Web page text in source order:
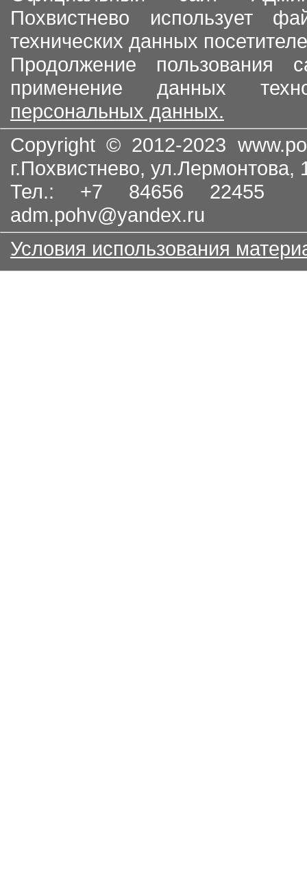
Похвистнево использует
технических данных
Продолжение пользования
применение данных
персональных данных.
Copyright © 2012-2023
г.Похвистнево, ул.Лермонтова,
Тел.: +7 84656
adm.pohv@yandex.ru
Условия использования